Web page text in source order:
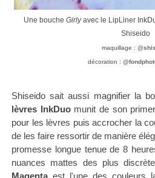
Une boucheGirlyavec le LipLiner
Shiseido
maquillage :
décoration :
Shiseido sait aussi magnifier la
lèvres InkDuomunit de son
pour les lèvres puis accrocher la
de les faire ressortir de manière
promesse longue tenue de 8
nuances mattes des plus
Magentaest l'une des couleurs